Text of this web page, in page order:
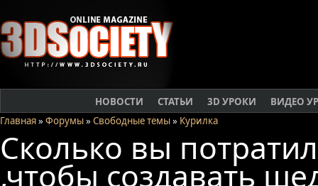
НОВОСТИ СТАТЬИ 3D УРОКИ
ВИДЕО
Главная» Форумы» Свободные темы» Курилка
Сколько вы
,чтобы создавать